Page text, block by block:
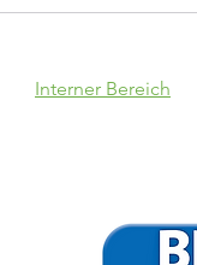
Interner Bereich